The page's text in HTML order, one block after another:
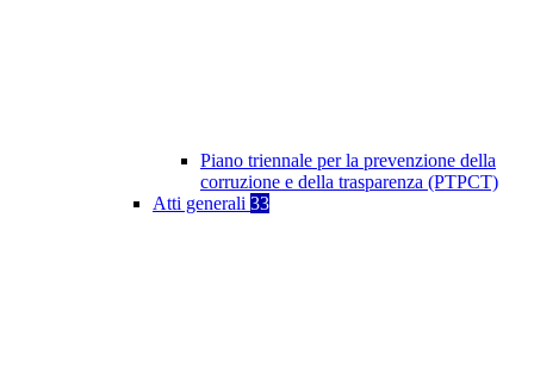
Piano triennale per la prevenzione della
corruzione e della trasparenza (PTPCT)
Atti generali 33